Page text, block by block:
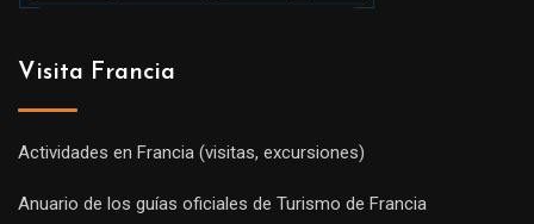
Visita Francia
Actividades en Francia (visitas, excursiones)
Anuario de los guías oficiales de Turismo de Francia